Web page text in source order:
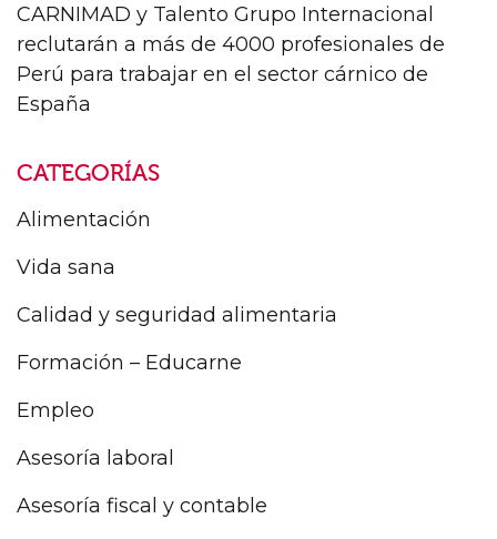
CARNIMAD y Talento Grupo Internacional
reclutarán a más de 4000 profesionales de
Perú para trabajar en el sector cárnico de
España
CATEGORÍAS
Alimentación
Vida sana
Calidad y seguridad alimentaria
Formación – Educarne
Empleo
Asesoría laboral
Asesoría fiscal y contable